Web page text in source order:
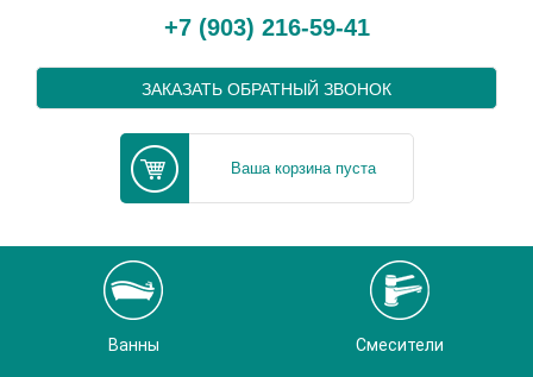
+7 (903) 216-59-41
ЗАКАЗАТЬ ОБРАТНЫЙ ЗВОНОК
Ваша корзина пуста
Ванны Смесители